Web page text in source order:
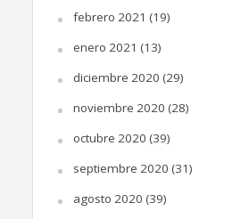
febrero 2021 (19)
enero 2021 (13)
diciembre 2020 (29)
noviembre 2020 (28)
octubre 2020 (39)
septiembre 2020 (31)
agosto 2020 (39)